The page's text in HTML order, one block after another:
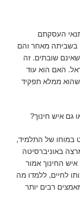
העסקתם
בשביתה מאחר והם
שובתים. זה
האם הוא עוד
שהוא ממלא תפקיד
גם איש חינוך?
במוחו של התלמיד,
באוניברסיטה
החינוך אמור
לחיים, ללמדו מה
רבים יותר